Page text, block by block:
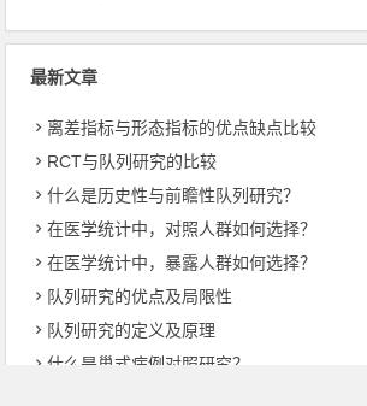
最新文章
离差指标与形态指标的优点缺点比较
RCT与队列研究的比较
什么是历史性与前瞻性队列研究？
在医学统计中，对照人群如何选择？
在医学统计中，暴露人群如何选择？
队列研究的优点及局限性
队列研究的定义及原理
什么是巢式病例对照研究？